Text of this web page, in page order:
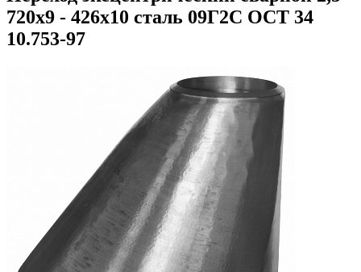
720х9 - 426х10 сталь 09Г2С ОСТ 34
10.753-97